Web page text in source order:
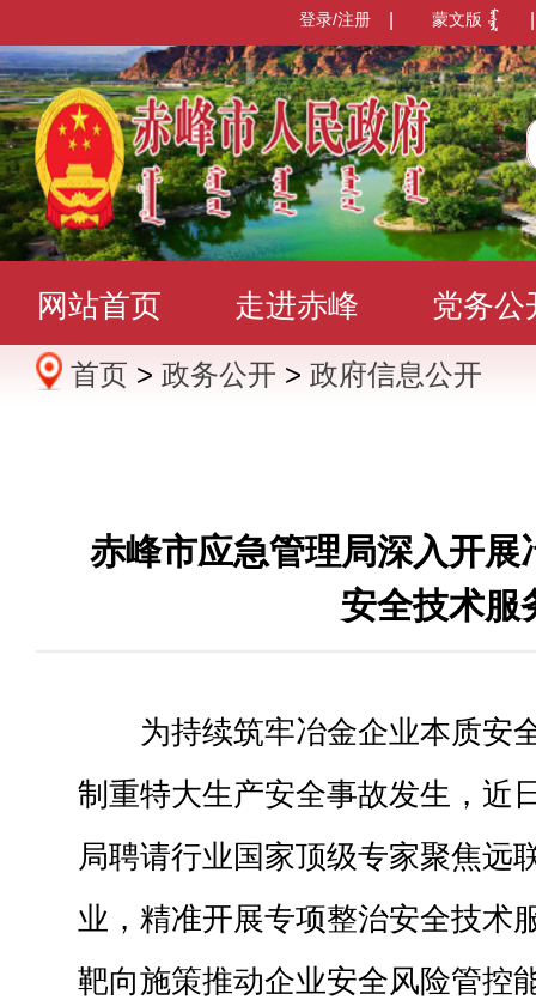
蒙文版
登录/注册
网站首页 走进赤峰 党务公
办事服务 政民互动 数据发
首页 > 政务公开 > 政府信息公开
赤峰市应急管理局深入开展
安全技术服
为持续筑牢冶金企业本质安
制重特大生产安全事故发生，近
局聘请行业国家顶级专家聚焦远
业，精准开展专项整治安全技术
靶向施策推动企业安全风险管控